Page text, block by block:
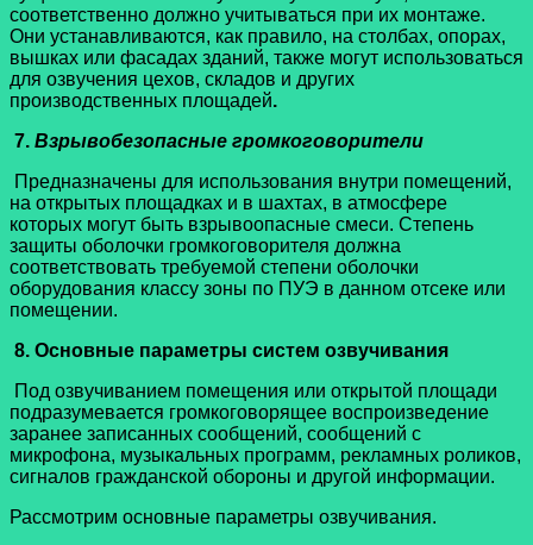
соответственно должно учитываться при их монтаже.
Они устанавливаются, как правило, на столбах, опорах,
вышках или фасадах зданий, также могут использоваться
для озвучения цехов, складов и других
производственных площадей.
7. Взрывобезопасные громкоговорители
Предназначены для использования внутри помещений,
на открытых площадках и в шахтах, в атмосфере
которых могут быть взрывоопасные смеси. Степень
защиты оболочки громкоговорителя должна
соответствовать требуемой степени оболочки
оборудования классу зоны по ПУЭ в данном отсеке или
помещении.
8. Основные параметры систем озвучивания
Под озвучиванием помещения или открытой площади
подразумевается громкоговорящее воспроизведение
заранее записанных сообщений, сообщений с
микрофона, музыкальных программ, рекламных роликов,
сигналов гражданской обороны и другой информации.
Рассмотрим основные параметры озвучивания.